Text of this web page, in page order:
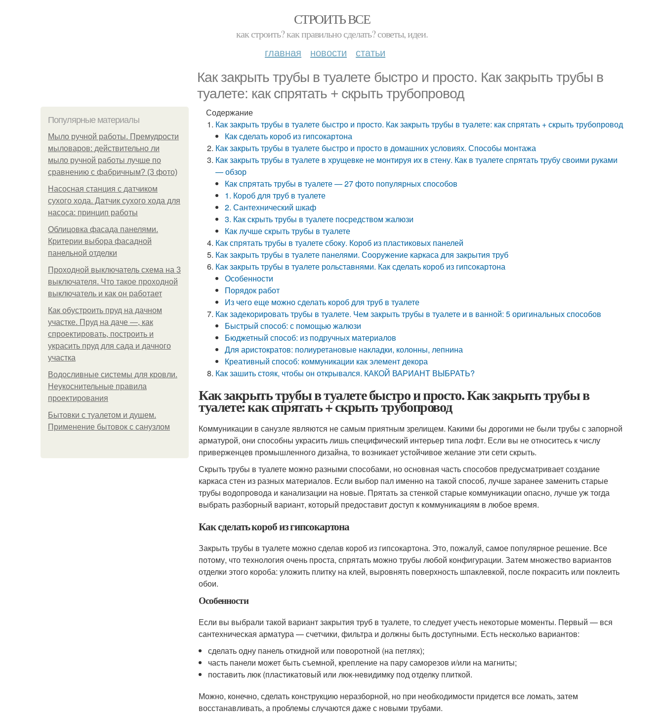
СТРОИТЬ ВСЕ
как строить? как правильно сделать? советы, идеи.
главная новости статьи
Как закрыть трубы в туалете быстро и просто. Как закрыть трубы в
туалете: как спрятать + скрыть трубопровод
Популярные материалы
Мыло ручной работы. Премудрости
мыловаров: действительно ли
мыло ручной работы лучше по
сравнению с фабричным? (3 фото)
Насосная станция с датчиком
сухого хода. Датчик сухого хода для
насоса: принцип работы
Облицовка фасада панелями.
Критерии выбора фасадной
панельной отделки
Проходной выключатель схема на 3
выключателя. Что такое проходной
выключатель и как он работает
Как обустроить пруд на дачном
участке. Пруд на даче —, как
спроектировать, построить и
украсить пруд для сада и дачного
участка
Водосливные системы для кровли.
Неукоснительные правила
проектирования
Бытовки с туалетом и душем.
Применение бытовок с санузлом
Содержание
Как закрыть трубы в туалете быстро и просто. Как закрыть трубы в туалете: как спрятать + скрыть трубопровод
Как сделать короб из гипсокартона
Как закрыть трубы в туалете быстро и просто в домашних условиях. Способы монтажа
Как закрыть трубы в туалете в хрущевке не монтируя их в стену. Как в туалете спрятать трубу своими руками
— обзор
Как спрятать трубы в туалете — 27 фото популярных способов
1. Короб для труб в туалете
2. Сантехнический шкаф
3. Как скрыть трубы в туалете посредством жалюзи
Как лучше скрыть трубы в туалете
Как спрятать трубы в туалете сбоку. Короб из пластиковых панелей
Как закрыть трубы в туалете панелями. Сооружение каркаса для закрытия труб
Как закрыть трубы в туалете рольставнями. Как сделать короб из гипсокартона
Особенности
Порядок работ
Из чего еще можно сделать короб для труб в туалете
Как задекорировать трубы в туалете. Чем закрыть трубы в туалете и в ванной: 5 оригинальных способов
Быстрый способ: с помощью жалюзи
Бюджетный способ: из подручных материалов
Для аристократов: полиуретановые накладки, колонны, лепнина
Креативный способ: коммуникации как элемент декора
Как зашить стояк, чтобы он открывался. КАКОЙ ВАРИАНТ ВЫБРАТЬ?
Как закрыть трубы в туалете быстро и просто. Как закрыть трубы в
туалете: как спрятать + скрыть трубопровод
Коммуникации в санузле являются не самым приятным зрелищем. Какими бы дорогими не были трубы с запорной
арматурой, они способны украсить лишь специфический интерьер типа лофт. Если вы не относитесь к числу
приверженцев промышленного дизайна, то возникает устойчивое желание эти сети скрыть.
Скрыть трубы в туалете можно разными способами, но основная часть способов предусматривает создание
каркаса стен из разных материалов. Если выбор пал именно на такой способ, лучше заранее заменить старые
трубы водопровода и канализации на новые. Прятать за стенкой старые коммуникации опасно, лучше уж тогда
выбрать разборный вариант, который предоставит доступ к коммуникациям в любое время.
Как сделать короб из гипсокартона
Закрыть трубы в туалете можно сделав короб из гипсокартона. Это, пожалуй, самое популярное решение. Все
потому, что технология очень проста, спрятать можно трубы любой конфигурации. Затем множество вариантов
отделки этого короба: уложить плитку на клей, выровнять поверхность шпаклевкой, после покрасить или поклеить
обои.
Особенности
Если вы выбрали такой вариант закрытия труб в туалете, то следует учесть некоторые моменты. Первый — вся
сантехническая арматура — счетчики, фильтра и должны быть доступными. Есть несколько вариантов:
сделать одну панель откидной или поворотной (на петлях);
часть панели может быть съемной, крепление на пару саморезов и/или на магниты;
поставить люк (пластикатовый или люк-невидимку под отделку плиткой.
Можно, конечно, сделать конструкцию неразборной, но при необходимости придется все ломать, затем
восстанавливать, а проблемы случаются даже с новыми трубами.